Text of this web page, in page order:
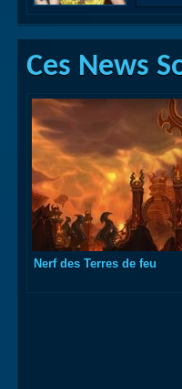
Ces News
Nerf des Terres de feu